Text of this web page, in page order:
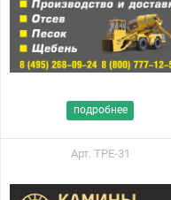
подробнее
Арт. ТРЕ-31